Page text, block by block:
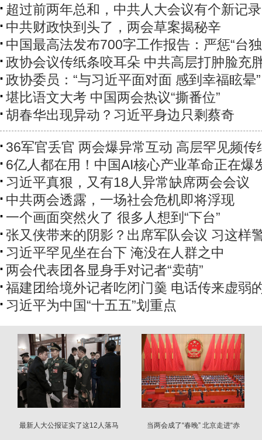
超过前两年总和，中共人大会议有个新记录
中共财政快到头了，两会草案揭秘辛
中国最高法发布700字工作报告：严惩“台
政协会议传纸条咬耳朵 中共高层打肿脸充
政协委员：“与习近平面对面 感到幸福眩晕”
堪比语文大考 中国两会热议“撕番位”
胡春华出现异动？习近平身边只剩蔡奇
36军官丢官 两会爆异常互动 高层罕见频传
6亿人都在用！中国AI核心产业革命正在爆
习近平真狠，又有18人异常缺席两会会议
中共两会透露，一场社会危机即将浮现
一个画面突然火了 很多人想到“下台”
张又侠带来的阴影？出席军队会议 习这样
习近平罕见坐在台下 淹没在人群之中
两会代表团各显身手对记者“卖萌”
福建团给境外记者吃闭门羹 电话传来虚弱
习近平为中国“十五五”划重点
最新人大公报证实了这12人落马
当两会成了“春晚” 北京走进“赤